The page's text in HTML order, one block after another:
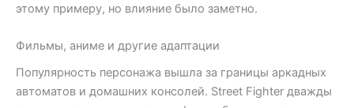
этому примеру, но влияние было заметно.
Фильмы, аниме и другие адаптации
Популярность персонажа вышла за границы аркадных
автоматов и домашних консолей. Street Fighter дважды